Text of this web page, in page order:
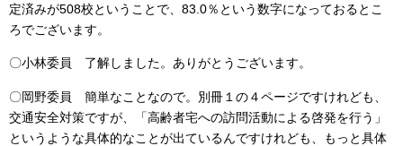
定済みが508校ということで、83.0％という数字になっておるとこ
ろでございます。
〇小林委員 了解しました。ありがとうございます。
〇岡野委員 簡単なことなので。別冊１の４ページですけれども、
交通安全対策ですが、「高齢者宅への訪問活動による啓発を行う」
というような具体的なことが出ているんですけれども、もっと具体